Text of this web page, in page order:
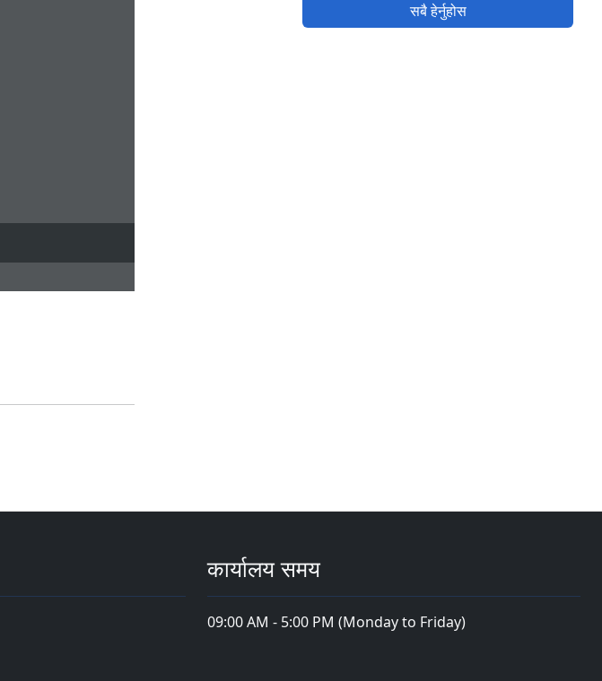
सबै हेर्नुहोस
कार्यालय समय
09:00 AM - 5:00 PM (Monday to Friday)